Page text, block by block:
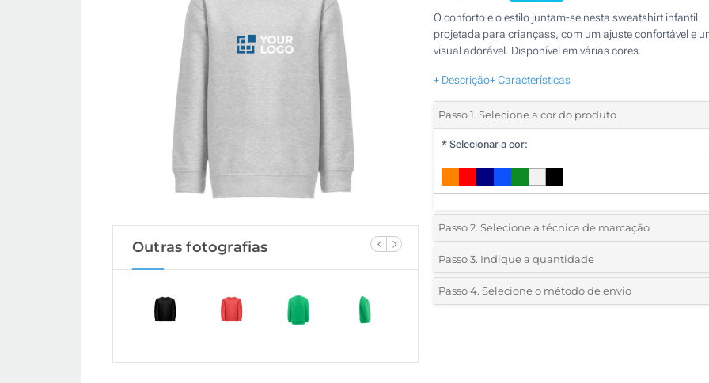
Outras fotografias
O conforto e o estilo juntam-se nesta sweatshirt infantil
projetada para criançass, com um ajuste confortável e
visual adorável. Disponível em várias cores.
+ Descrição+ Características
Passo 1. Selecione a cor do produto
* Selecionar a cor:
Passo 2. Selecione a técnica de marcação
*Selecione o tipo de marcação e as cores do logotipo:
1 Cor (Num lado)
Passo 3. Indique a quantidade
*Pedido mínimo 5 (total de pedido)
Passo 4. Selecione o método de envio